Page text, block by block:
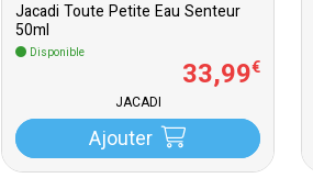
Jacadi Toute Petite Eau Senteur
50ml
Disponible
33,99€
JACADI
Ajouter